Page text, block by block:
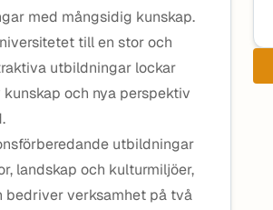
med mångsidig kunskap.
till en stor och
utbildningar lockar
och nya perspektiv
utbildningar
landskap och kulturmiljöer,
bedriver verksamhet på två